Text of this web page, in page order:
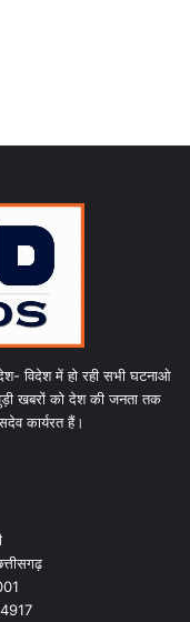
विदेश में हो रही सभी घटनाओ
खबरों को देश की जनता तक
कार्यरत हैं।